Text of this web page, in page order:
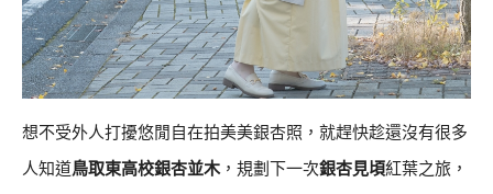
想不受外人打擾悠閒自在拍美美銀杏照，就趕快趁還沒有很多
人知道鳥取東高校銀杏並木，規劃下一次銀杏見頃紅葉之旅，